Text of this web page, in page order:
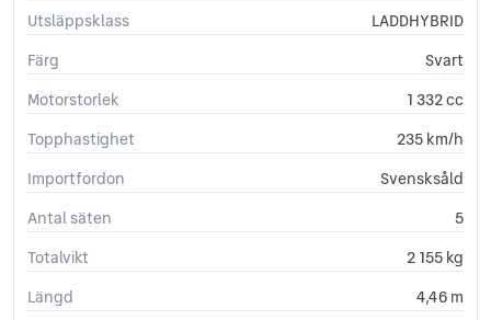
Utsläppsklass
LADDHYBRID
Färg
Svart
Motorstorlek
1 332 cc
Topphastighet
235 km/h
Importfordon
Svensksåld
Antal säten
5
Totalvikt
2 155 kg
Längd
4,46 m